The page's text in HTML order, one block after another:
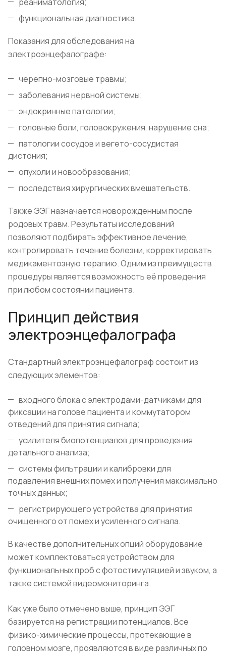
функциональная диагностика.
Показания для обследования на
электроэнцефалографе:
черепно-мозговые травмы;
заболевания нервной системы;
эндокринные патологии;
головные боли, головокружения, нарушение сна;
патологии сосудов и вегето-сосудистая
дистония;
опухоли и новообразования;
последствия хирургических вмешательств.
Также ЭЭГ назначается новорожденным после
родовых травм. Результаты исследований
позволяют подбирать эффективное лечение,
контролировать течение болезни, корректировать
медикаментозную терапию. Одним из преимуществ
процедуры является возможность её проведения
при любом состоянии пациента.
Принцип действия
электроэнцефалографа
Стандартный электроэнцефалограф состоит из
следующих элементов:
входного блока с электродами-датчиками для
фиксации на голове пациента и коммутатором
отведений для принятия сигнала;
усилителя биопотенциалов для проведения
детального анализа;
системы фильтрации и калибровки для
подавления внешних помех и получения максимально
точных данных;
регистрирующего устройства для принятия
очищенного от помех и усиленного сигнала.
В качестве дополнительных опций оборудование
может комплектоваться устройством для
функциональных проб с фотостимуляцией и звуком, а
также системой видеомониторинга.
Как уже было отмечено выше, принцип ЭЭГ
базируется на регистрации потенциалов. Все
физико-химические процессы, протекающие в
головном мозге, проявляются в виде различных по